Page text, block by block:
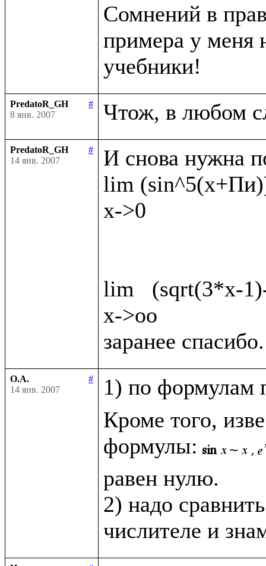
Сомнений в
примера у меня
PredatoR_GH
#
8 янв. 2007
PredatoR_GH
#
14 янв. 2007
И снова нужна
lim
x->0
lim   (sqrt(3*x-
x->oo
О.А.
#
14 янв. 2007
1) по формулам
Кроме того,
формулы:
равен нулю.
2) надо